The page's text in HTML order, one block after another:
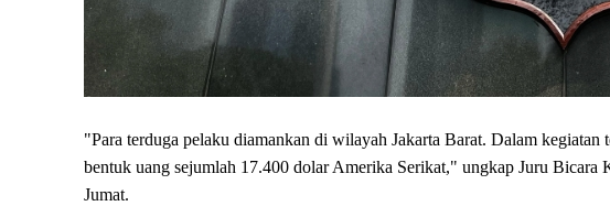
"Para terduga pelaku diamankan di wilayah Jakarta Barat. Dalam
bentuk uang sejumlah 17.400 dolar Amerika Serikat," ungkap Juru Bicara
Jumat.